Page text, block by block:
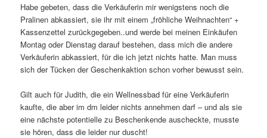
Habe gebeten, dass die Verkäuferin mir wenigstens noch die
Pralinen abkassiert, sie ihr mit einem „fröhliche Weihnachten“ +
Kassenzettel zurückgegeben..und werde bei meinen Einkäufen
Montag oder Dienstag darauf bestehen, dass mich die andere
Verkäuferin abkassiert, für die ich jetzt nichts hatte. Man muss
sich der Tücken der Geschenkaktion schon vorher bewusst sein.
Gilt auch für Judith, die ein Wellnessbad für eine Verkäuferin
kaufte, die aber im dm leider nichts annehmen darf – und als sie
eine nächste potentielle zu Beschenkende auscheckte, musste
sie hören, dass die leider nur duscht!